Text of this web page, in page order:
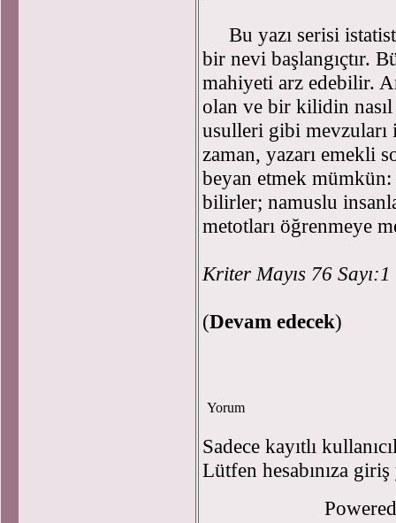
Bu yazı serisi
bir nevi başlangıçtır.
mahiyeti arz edebilir.
olan ve bir kilidin nasıl
usulleri gibi mevzuları
zaman, yazarı emekli
beyan etmek
bilirler; namuslu
metotları öğrenmeye
Kriter Mayıs 76
(Devam edecek)
Yorum
Sadece kayıtlı
Lütfen hesabınıza